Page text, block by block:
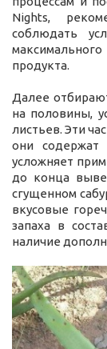
Nights,
соблюдать
продукта.
Далее
на половины,
листьев. Эти
они содержат
усложняет
до конца
сгущенном
вкусовые
запаха в
наличие